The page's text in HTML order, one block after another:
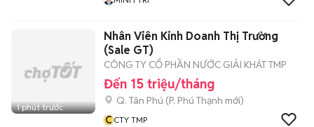
1 phút trước
Nhân Viên Kinh Doanh Thị Trường
(Sale GT)
CÔNG TY CỔ PHẦN NƯỚC GIẢI KHÁT TMP
Đến 15 triệu/tháng
Q. Tân Phú (P. Phú Thạnh mới)
CCTY TMP